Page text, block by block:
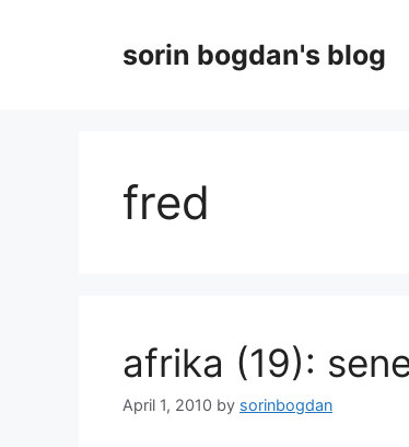
sorin bogdan's blog
fred
afrika (19):
April 1, 2010 by sorinbogdan